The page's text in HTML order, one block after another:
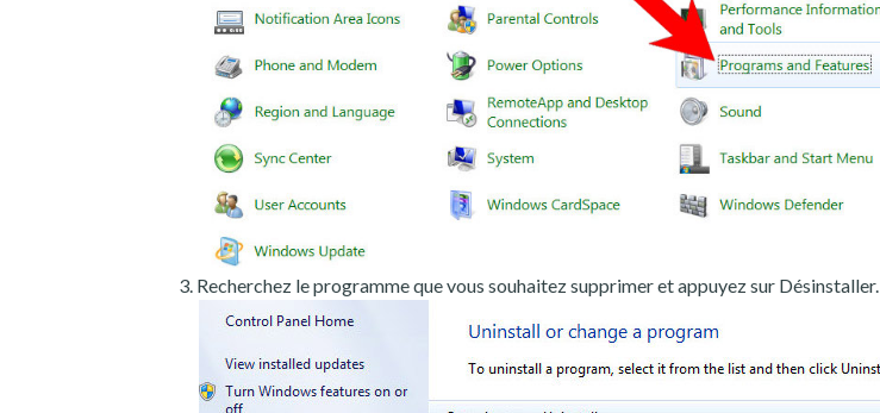
Recherchez le programme que vous souhaitez supprimer et appuyez sur Désinstaller.